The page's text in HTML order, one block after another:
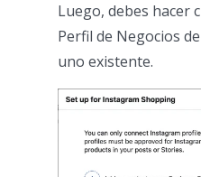
Luego, debes hacer
Perfil de Negocios
uno existente.